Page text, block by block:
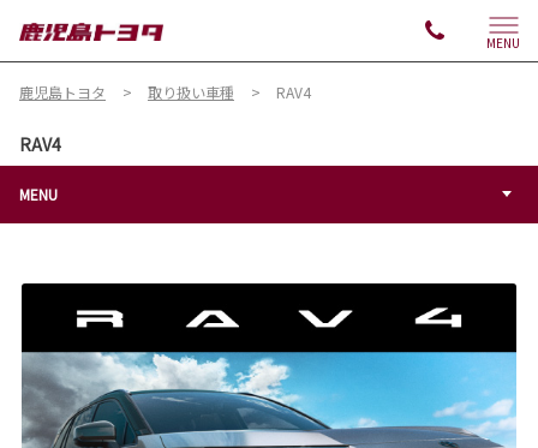
MENU
鹿児島トヨタ 取り扱い車種 RAV4
RAV4
MENU